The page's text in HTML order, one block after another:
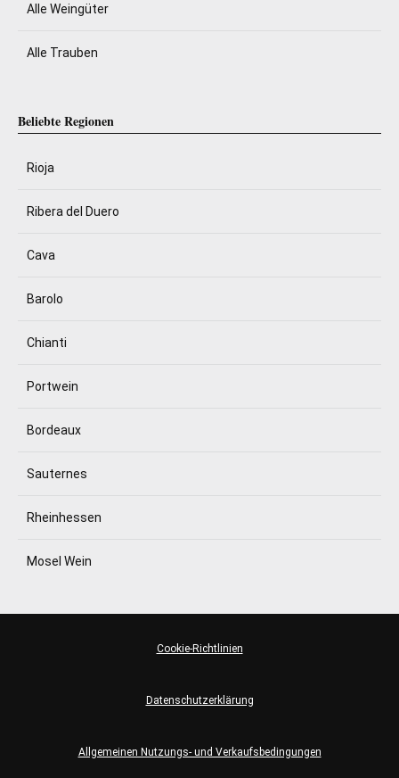
Alle Weingüter
Alle Trauben
Beliebte Regionen
Rioja
Ribera del Duero
Cava
Barolo
Chianti
Portwein
Bordeaux
Sauternes
Rheinhessen
Mosel Wein
Allgemeinen Nutzungs- und Verkaufsbedingungen
Datenschutzerklärung
Cookie-Richtlinien